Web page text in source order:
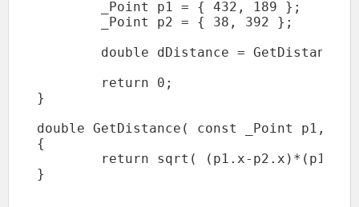
}
double GetDistance( const _Point p1,
{
}